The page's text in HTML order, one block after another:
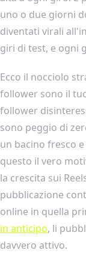
uno o due giorni
diventati virali
giri di test, e ogni
Ecco il nocciolo
follower sono il
follower
sono peggio di
un bacino fresco
questo il vero
la crescita sui
pubblicazione
online in quella
in anticipo, li
davvero attivo.